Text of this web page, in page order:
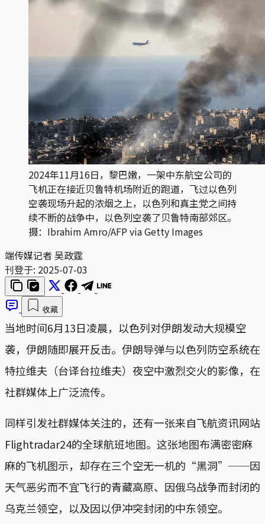
2024年11月16日，黎巴嫩，一架中东航空公司的
飞机正在接近贝鲁特机场附近的跑道，飞过以色列
空袭现场升起的浓烟之上，以色列和真主党之间持
续不断的战争中，以色列空袭了贝鲁特南部郊区。
摄：Ibrahim Amro/AFP via Getty Images
端传媒记者 吴政霆
刊登于: 2025-07-03
收藏
当地时间6月13日凌晨，以色列对伊朗发动大规模空
袭，伊朗随即展开反击。伊朗导弹与以色列防空系统在
特拉维夫（台译台拉维夫）夜空中激烈交火的影像，在
社群媒体上广泛流传。
同样引发社群媒体关注的，还有一张来自飞航资讯网站
Flightradar24的全球航班地图。这张地图布满密密麻
麻的飞机图示，却存在三个空无一机的“黑洞”──因
天气恶劣而不宜飞行的青藏高原、因俄乌战争而封闭的
乌克兰领空，以及因以伊冲突封闭的中东领空。